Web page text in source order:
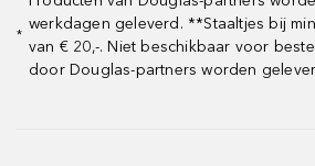
*
werkdagen geleverd. **Staaltjes bij
van € 20,-. Niet beschikbaar voor
door Douglas-partners worden